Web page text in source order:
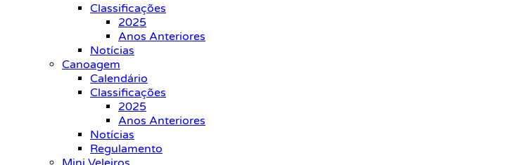
Classificações
2025
Anos Anteriores
Notícias
Canoagem
Calendário
Classificações
2025
Anos Anteriores
Notícias
Regulamento